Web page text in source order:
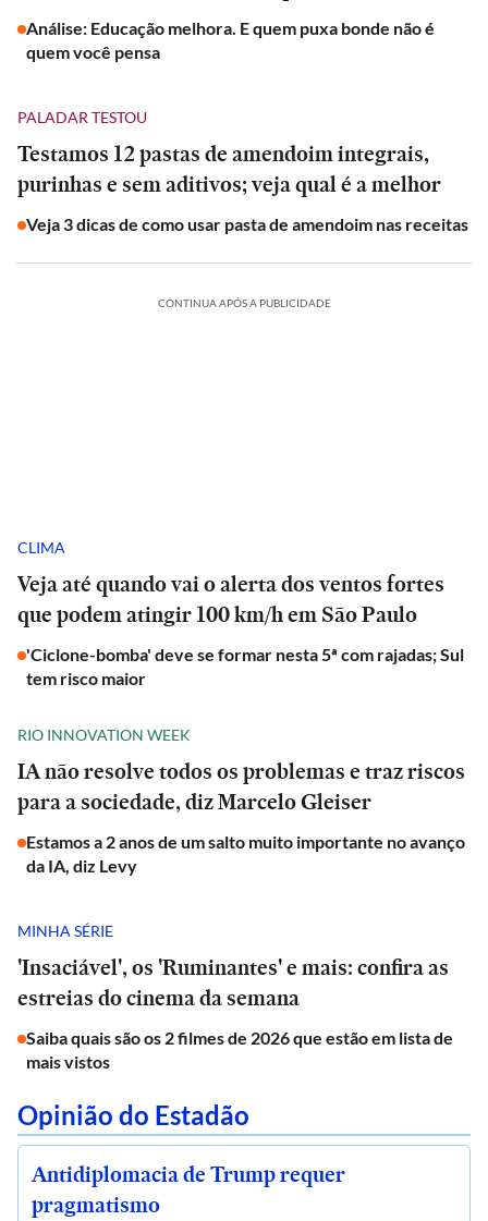
Análise: Educação melhora. E quem puxa bonde não é
quem você pensa
PALADAR TESTOU
Testamos 12 pastas de amendoim integrais,
purinhas e sem aditivos; veja qual é a melhor
Veja 3 dicas de como usar pasta de amendoim nas receitas
CONTINUA APÓS A PUBLICIDADE
CLIMA
Veja até quando vai o alerta dos ventos fortes
que podem atingir 100 km/h em São Paulo
'Ciclone-bomba' deve se formar nesta 5ª com rajadas; Sul
tem risco maior
RIO INNOVATION WEEK
IA não resolve todos os problemas e traz riscos
para a sociedade, diz Marcelo Gleiser
Estamos a 2 anos de um salto muito importante no avanço
da IA, diz Levy
MINHA SÉRIE
'Insaciável', os 'Ruminantes' e mais: confira as
estreias do cinema da semana
Saiba quais são os 2 filmes de 2026 que estão em lista de
mais vistos
Opinião do Estadão
Antidiplomacia de Trump requer
pragmatismo